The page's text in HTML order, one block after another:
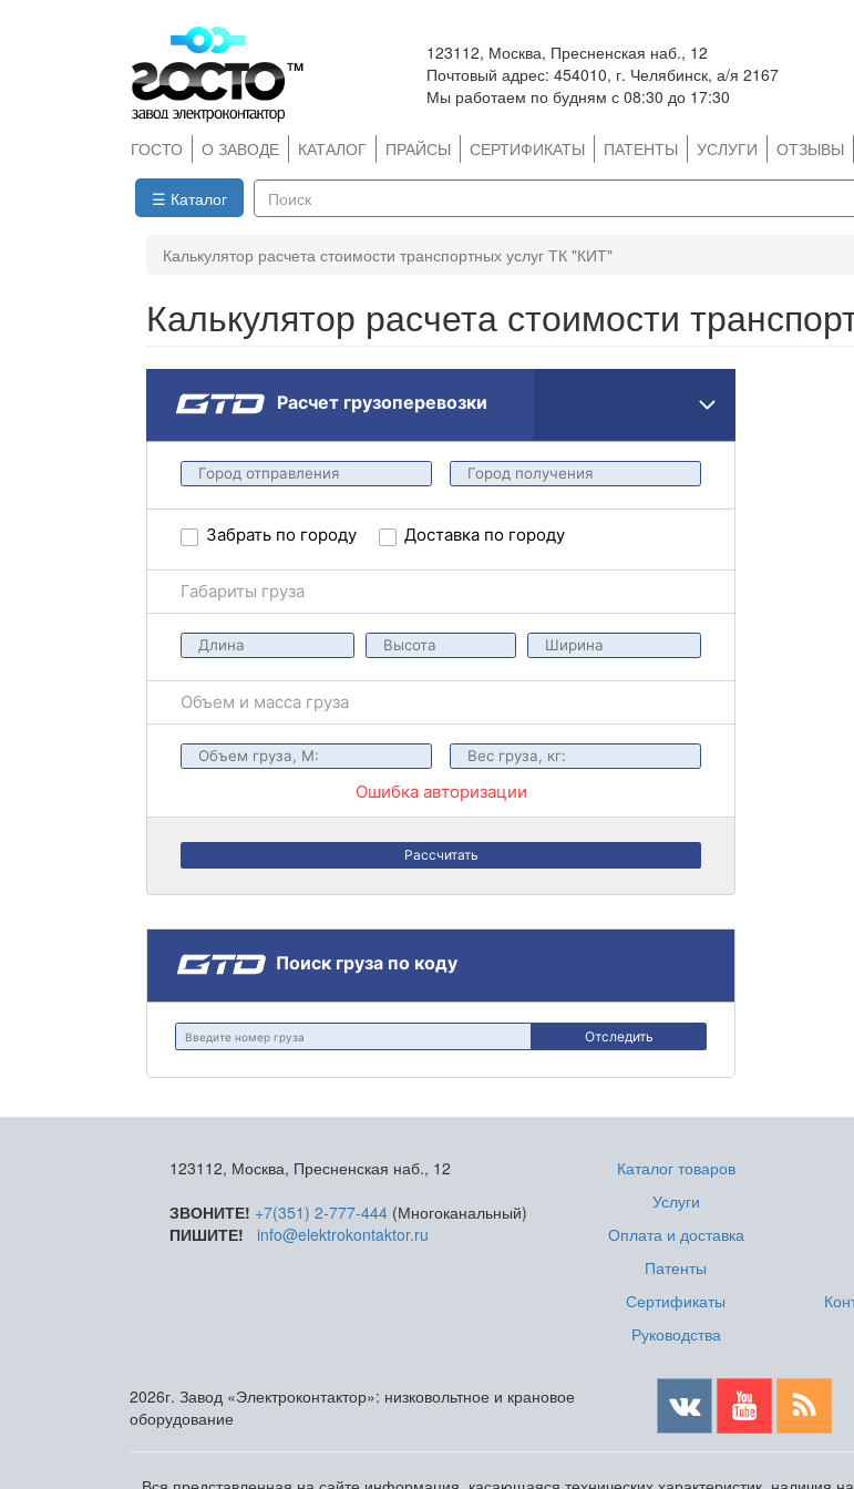
123112, Москва, Пресненская наб., 12
Почтовый адрес: 454010, г. Челябинск, а/я 2167
Мы работаем по будням с 08:30 до 17:30
ГОСТО О ЗАВОДЕ КАТАЛОГ ПРАЙСЫ СЕРТИФИКАТЫ ПАТЕНТЫ УСЛУГИ ОТЗЫВЫ
☰ Каталог
Калькулятор расчета стоимости транспортных услуг ТК "КИТ"
Калькулятор расчета стоимости
Расчет грузоперевозки
Забрать по городу Доставка по городу
Габариты груза
Объем и масса груза
Ошибка авторизации
Рассчитать
Поиск груза по коду
Отследить
123112, Москва, Пресненская наб., 12
ЗВОНИТЕ! +7(351) 2-777-444 (Многоканальный)
ПИШИТЕ!
info@elektrokontaktor.ru
Каталог товаров
Услуги
Оплата и доставка
Патенты
Сертификаты
Руководства
2026г. Завод «Электроконтактор»: низковольтное и крановое
оборудование